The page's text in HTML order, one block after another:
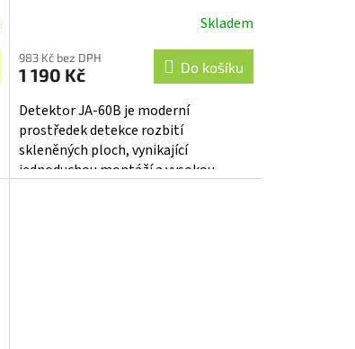
produktu
je
5,0
z
5
hvězdiček.
Skladem
983 Kč bez DPH
1 190 Kč Do košíku
Detektor JA-60B je moderní
prostředek detekce rozbití
skleněných ploch, vynikající
jednoduchou montáží a vysokou